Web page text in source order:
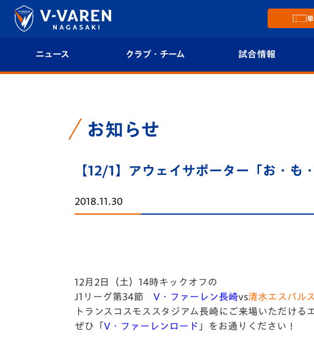
ニュース クラブ・チーム
選手プロフィール
チームスケジュール
試合情報
フォトギャラリー
お知らせ
【12/1】アウェイサポーター「お・も
2018.11.30
12月2日（土）14時キックオフの
J1リーグ第34節 V・ファーレン長崎vs清水エスパルス
トランスコスモススタジアム長崎にご来場いただける
ぜひ
V・ファーレンロード 」 をお通りください！